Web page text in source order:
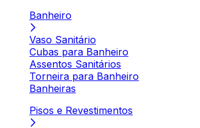
Banheiro
Vaso Sanitário
Cubas para Banheiro
Assentos Sanitários
Torneira para Banheiro
Banheiras
Pisos e Revestimentos